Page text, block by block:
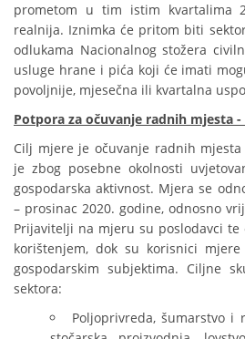
prometom u tim istim kvartalima
realnija. Iznimka će pritom biti
odlukama Nacionalnog stožera
usluge hrane i pića koji će imati
povoljnije, mjesečna ili kvartalna
Potpora za očuvanje radnih mjesta
Cilj mjere je očuvanje radnih mjesta
je zbog posebne okolnosti
gospodarska aktivnost. Mjera se
– prosinac 2020. godine, odnosno
Prijavitelji na mjeru su poslodavci te
korištenjem, dok su korisnici
gospodarskim subjektima. Ciljne
sektora:
Poljoprivreda, šumarstvo